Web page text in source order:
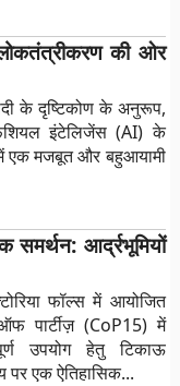
की ओर
के दृष्टिकोण के अनुरूप,
इंटेलिजेंस (AI) के
एक मजबूत और बहुआयामी
समर्थन: आर्द्रभूमियों
फॉल्स में आयोजित
पार्टीज़ (CoP15) में
उपयोग हेतु टिकाऊ
पर एक ऐतिहासिक...